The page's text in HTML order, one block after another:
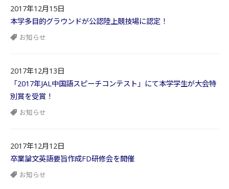
2017年12月15日
本学多目的グラウンドが公認陸上競技場に認定！
お知らせ
2017年12月13日
「2017年JAL中国語スピーチコンテスト」にて本学学生が大会特
別賞を受賞！
お知らせ
2017年12月12日
卒業論文英語要旨作成FD研修会を開催
お知らせ